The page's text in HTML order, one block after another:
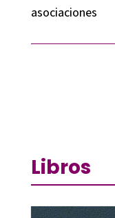
asociaciones
Libros